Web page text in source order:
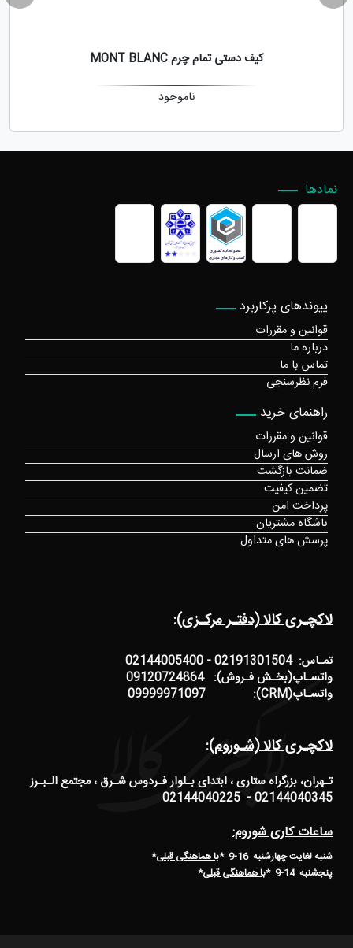
کیف دستی تمام چرم MONT BLANC
ناموجود
لاکچـری کالا (دفتـر مرکـزی):
تمـاس: 02191301504 - 02144005400
واتسـاپ(بخـش فـروش): 09120724864
واتسـاپ(CRM): 09999971097
لاکچـری کالا (شـوروم):
تـهران، بزرگراه ستاری ، ابتدای بـلوار فـردوس شـرق ، مجتمع الـبـرز
02144040345 - 02144040225
ساعات کاری شوروم:
شنبه لغایت چهارشنبه 16-9 * با هماهنگی قبلی*
پنجشنبه 14-9
*با هماهنگی قبلی*
پیوندهای پرکاربرد
قوانین و مقررات
درباره ما
تماس با ما
فرم نظرسنجی
راهنمای خرید
قوانین و مقررات
روش های ارسال
ضمانت بازگشت
تضمین کیفیت
پرداخت امن
باشگاه مشتریان
پرسش های متداول
نمادها